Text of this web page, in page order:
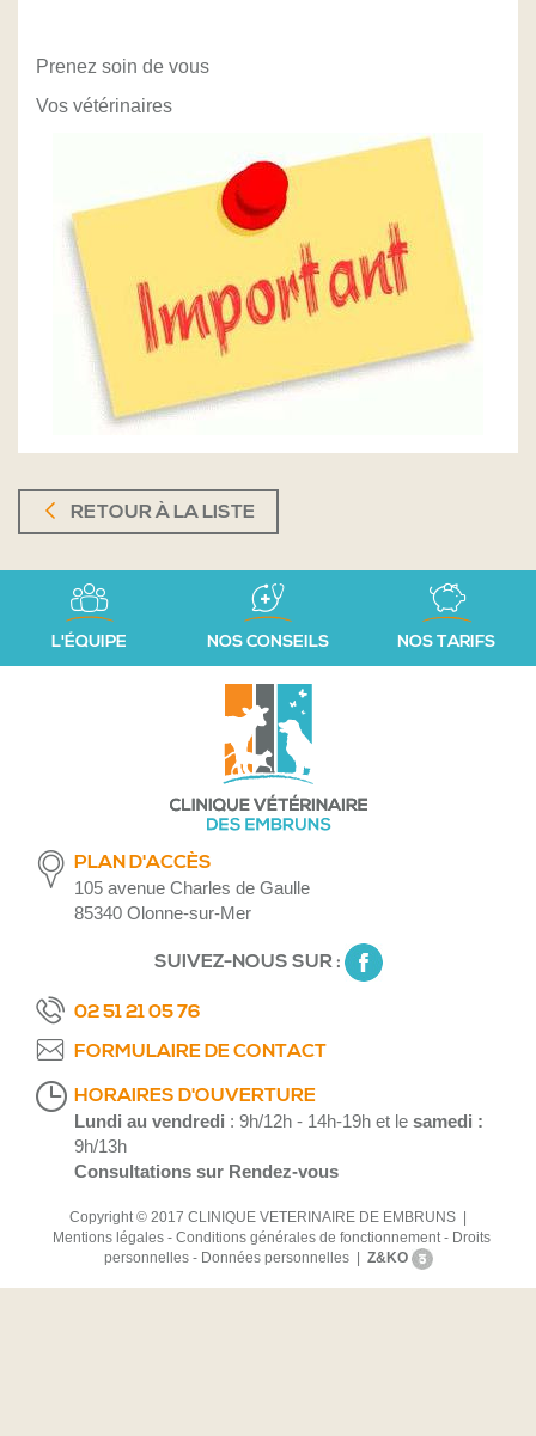
Prenez soin de vous
Vos vétérinaires
RETOUR À LA LISTE
L'ÉQUIPE NOS CONSEILS NOS TARIFS
PLAN D'ACCÈS
105 avenue Charles de Gaulle
85340 Olonne-sur-Mer
SUIVEZ-NOUS SUR :
02 51 21 05 76
FORMULAIRE DE CONTACT
HORAIRES D'OUVERTURE
Lundi au vendredi : 9h/12h - 14h-19h et le samedi :
9h/13h
Consultations sur Rendez-vous
Copyright © 2017 CLINIQUE VETERINAIRE DE EMBRUNS |
Mentions légales - Conditions générales de fonctionnement - Droits
personnelles- Données personnelles| Z&KO